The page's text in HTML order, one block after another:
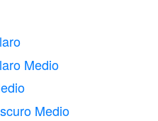
Medio
Medio